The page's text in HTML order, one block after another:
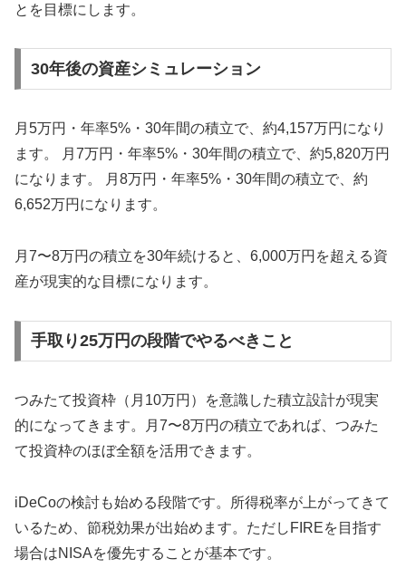
とを目標にします。
30年後の資産シミュレーション
月5万円・年率5%・30年間の積立で、約4,157万円になり
ます。 月7万円・年率5%・30年間の積立で、約5,820万円
になります。 月8万円・年率5%・30年間の積立で、約
6,652万円になります。
月7〜8万円の積立を30年続けると、6,000万円を超える資
産が現実的な目標になります。
手取り25万円の段階でやるべきこと
つみたて投資枠（月10万円）を意識した積立設計が現実
的になってきます。月7〜8万円の積立であれば、つみた
て投資枠のほぼ全額を活用できます。
iDeCoの検討も始める段階です。所得税率が上がってきて
いるため、節税効果が出始めます。ただしFIREを目指す
場合はNISAを優先することが基本です。